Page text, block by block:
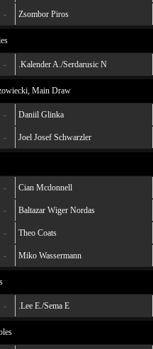
- Zsombor Piros
- Kalender A./Serdarusic N.
Main Draw
- Daniil Glinka
- Joel Josef Schwarzler
- Cian Mcdonnell
- Baltazar Wiger Nordas
- Theo Coats
- Miko Wassermann
- Lee E./Sema E.